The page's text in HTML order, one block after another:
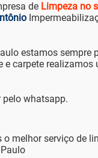
de Limpeza no
estamos sempre
carpete realizamos
whatsapp.
melhor serviço de